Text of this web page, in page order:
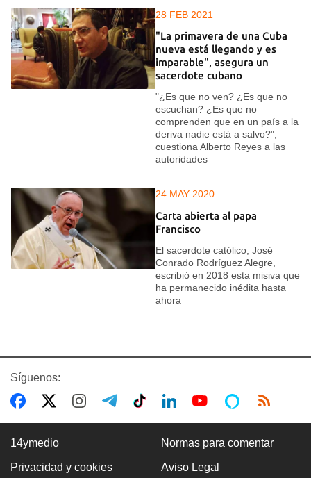
28 FEB 2021
"La primavera de una Cuba
nueva está llegando y es
imparable", asegura un
sacerdote cubano
"¿Es que no ven? ¿Es que no
escuchan? ¿Es que no
comprenden que en un país a la
deriva nadie está a salvo?",
cuestiona Alberto Reyes a las
autoridades
24 MAY 2020
Carta abierta al papa
Francisco
El sacerdote católico, José
Conrado Rodríguez Alegre,
escribió en 2018 esta misiva que
ha permanecido inédita hasta
ahora
Síguenos:
14ymedio Normas para comentar
Privacidad y cookies Aviso Legal